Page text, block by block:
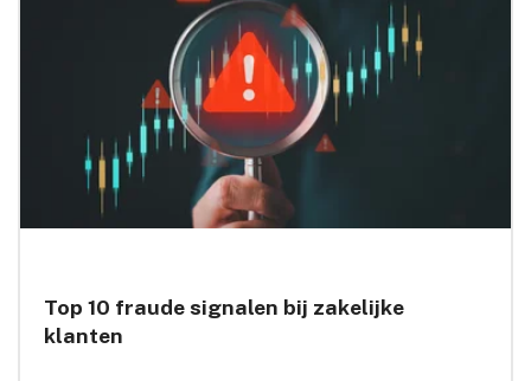
Top 10 fraude signalen bij zakelijke
klanten